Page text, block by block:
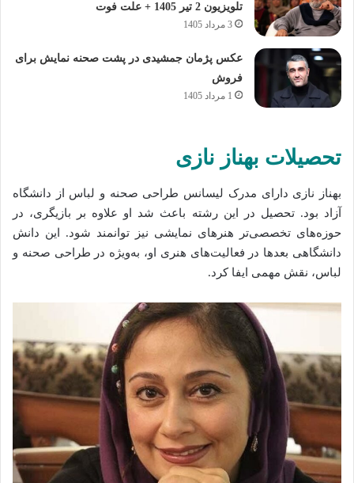
تلویزیون 2 تیر 1405 + علت فوت
3 مرداد 1405
عکس پژمان جمشیدی در پشت صحنه نمایش برای
فروش
1 مرداد 1405
تحصیلات بهناز نازی
بهناز نازی دارای مدرک لیسانس طراحی صحنه و لباس از دانشگاه
آزاد بود. تحصیل در این رشته باعث شد او علاوه بر بازیگری، در
حوزه‌های تخصصی‌تر هنرهای نمایشی نیز توانمند شود. این دانش
دانشگاهی بعدها در فعالیت‌های هنری او، به‌ویژه در طراحی صحنه و
لباس، نقش مهمی ایفا کرد.